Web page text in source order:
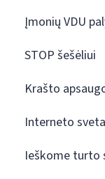
Įmonių VDU
STOP šešėliui
Krašto
Interneto
Ieškome turto